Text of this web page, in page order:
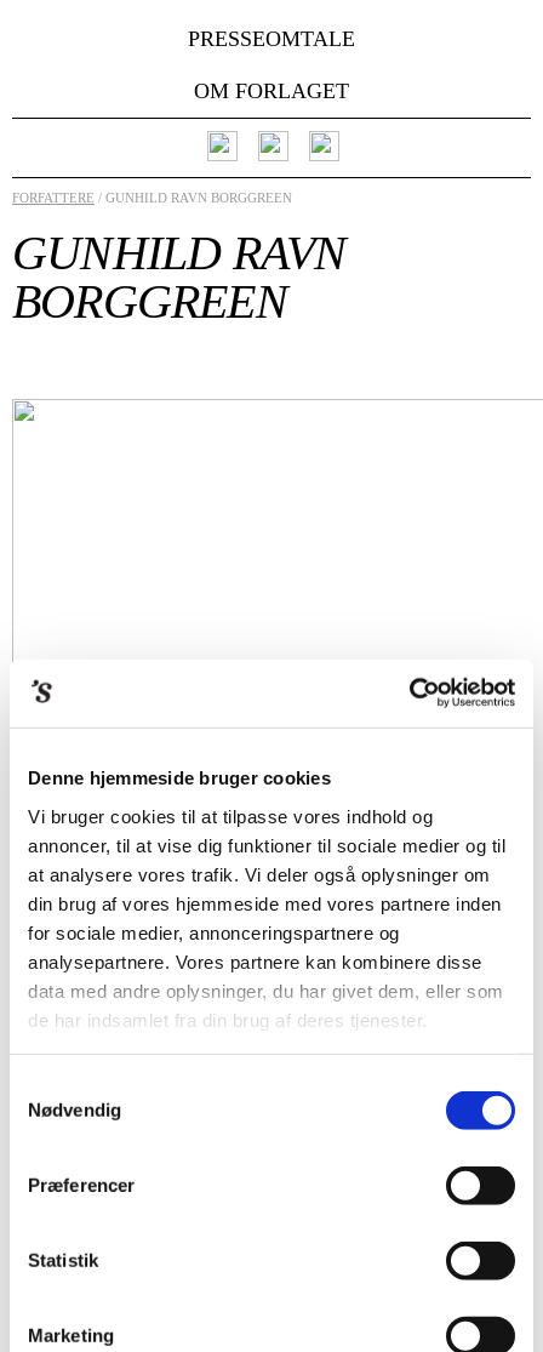
Denne hjemmeside bruger cookies
Vi bruger cookies til at tilpasse vores indhold og
annoncer, til at vise dig funktioner til sociale medier og til
at analysere vores trafik. Vi deler også oplysninger om
din brug af vores hjemmeside med vores partnere inden
for sociale medier, annonceringspartnere og
analysepartnere. Vores partnere kan kombinere disse
data med andre oplysninger, du har givet dem, eller som
de har indsamlet fra din brug af deres tjenester.
Nødvendig
Præferencer
Statistik
Marketing
PRESSEOMTALE
OM FORLAGET
FORFATTERE / GUNHILD RAVN BORGGREEN
GUNHILD RAVN
BORGGREEN